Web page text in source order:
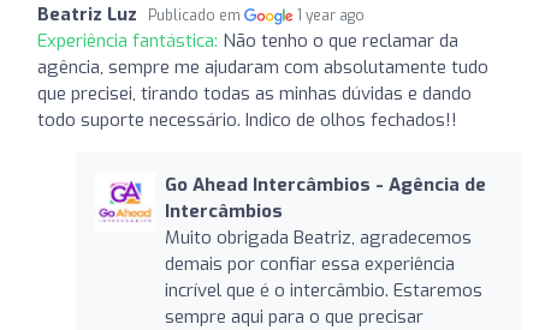
Beatriz Luz Publicado em 1 year ago
Experiência fantástica: Não tenho o que reclamar da
agência, sempre me ajudaram com absolutamente tudo
que precisei, tirando todas as minhas dúvidas e dando
todo suporte necessário. Indico de olhos fechados!!
Go Ahead Intercâmbios - Agência de
Intercâmbios
Muito obrigada Beatriz, agradecemos
demais por confiar essa experiência
incrível que é o intercâmbio. Estaremos
sempre aqui para o que precisar